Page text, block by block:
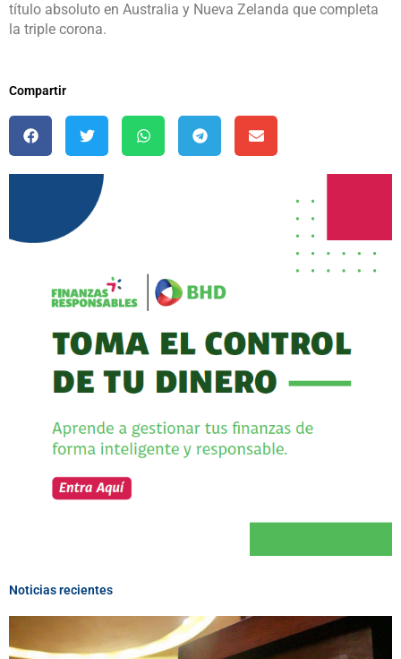
título absoluto en Australia y Nueva Zelanda que completa
la triple corona.
Compartir
Noticias recientes